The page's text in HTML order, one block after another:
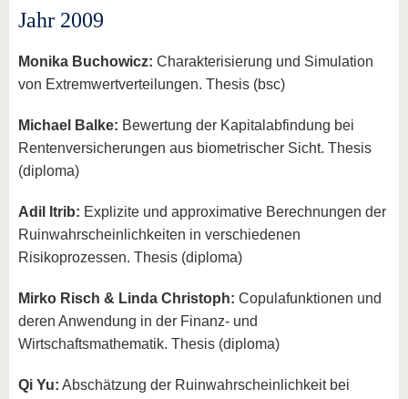
Jahr 2009
Monika Buchowicz: Charakterisierung und Simulation
von Extremwertverteilungen. Thesis (bsc)
Michael Balke: Bewertung der Kapitalabfindung bei
Rentenversicherungen aus biometrischer Sicht. Thesis
(diploma)
Adil Itrib: Explizite und approximative Berechnungen der
Ruinwahrscheinlichkeiten in verschiedenen
Risikoprozessen. Thesis (diploma)
Mirko Risch & Linda Christoph: Copulafunktionen und
deren Anwendung in der Finanz- und
Wirtschaftsmathematik. Thesis (diploma)
Qi Yu: Abschätzung der Ruinwahrscheinlichkeit bei